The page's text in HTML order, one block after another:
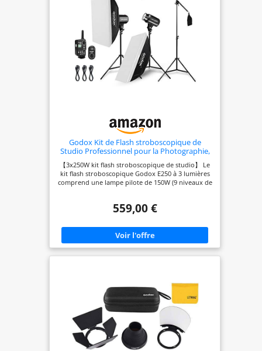
Godox Kit de Flash stroboscopique de
Studio Professionnel pour la Photographie,
déclencheur stroboscopique, Boîte à
lumière, Supports de lumière, Bras de
Suspension
【3x250W kit flash stroboscopique de studio】 Le
kit flash stroboscopique Godox E250 à 3 lumières
comprend une lampe pilote de 150W (9 niveaux de
1/9 à pleine puissance, GN 58, temps de recyclage :
en lumière dans différents types d'environnement.
Le ventilateur de refroidissement intégré assure
une plus longue durée de vie. 【Equipé d'un
déclencheur de flash sans fil】 Le capteur de
fonctionne dans un rayon de 50 mètres.
L'ensemble de déclenchement de flash Godox FT-
16 comprend 16 groupes et 16 réglages de canal,
compatible avec Nikon /Canon /Fujifilm /Olympus
/Pentax hot shoe, peut être utilisé sur les
appareils photo directement pour faire des prises
de vue et des flashs synchronisés. 【20 "X28" boîte
à lumière et 53" bras de rampe】 La boîte à
559,00 €